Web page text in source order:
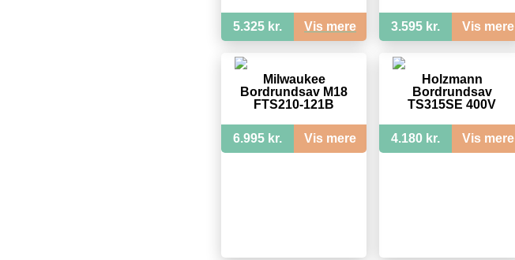
5.325 kr. Vis mere 3.595 kr. Vis mere
Milwaukee
Bordrundsav M18
FTS210-121B
6.995 kr. Vis mere
Holzmann
Bordrundsav
TS315SE 400V
4.180 kr. Vis mere